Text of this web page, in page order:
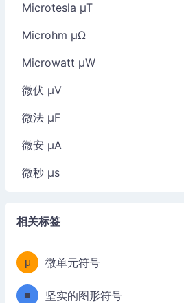
Microtesla µT
Microhm µΩ
Microwatt µW
微伏 µV
微法 µF
微安 µA
微秒 µs
相关标签
μ 微单元符号
■ 坚实的图形符号